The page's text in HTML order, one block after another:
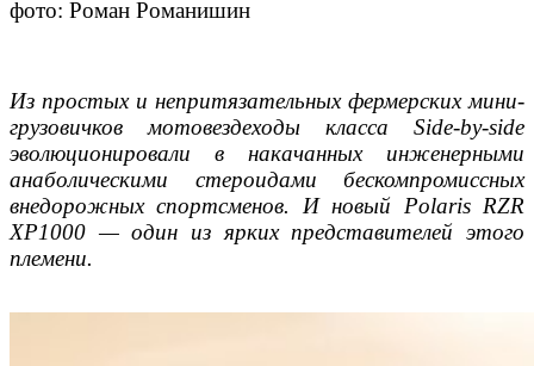
фото: Роман Романишин
Из простых и непритязательных фермерских мини-
грузовичков мотовездеходы класса Side-by-side
эволюционировали в накачанных инженерными
анаболическими стероидами бескомпромиссных
внедорожных спортсменов. И новый Polaris RZR
XP1000 — один из ярких представителей этого
племени.